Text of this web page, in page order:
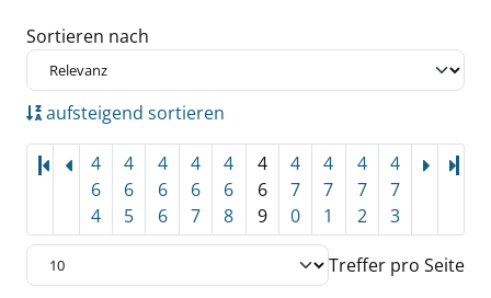
Zu den Suchfiltern springen
Sortieren nach
aufsteigend sortieren
4
6
4
4
6
5
4
6
6
4
6
7
4
6
8
4
6
9
4
7
0
4
7
1
4
7
2
4
7
3
Treffer pro Seite